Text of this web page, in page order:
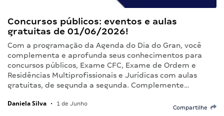
Concursos públicos: eventos e aulas
gratuitas de 01/06/2026!
Com a programação da Agenda do Dia do Gran, você
complementa e aprofunda seus conhecimentos para
concursos públicos, Exame CFC, Exame de Ordem e
Residências Multiprofissionais e Jurídicas com aulas
gratuitas, de segunda a segunda. Complemente…
Daniela Silva • 1 de Junho
Compartilhe